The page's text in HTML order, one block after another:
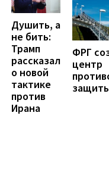
Душить, а
не бить:
Трамп
рассказал
о новой
тактике
против
Ирана
ФРГ
центр